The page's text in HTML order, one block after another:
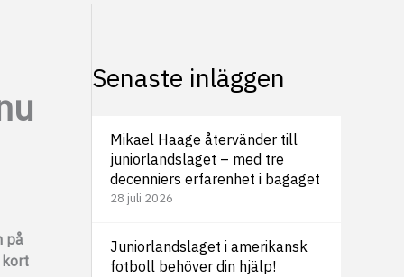
på
kort
Senaste inläggen
Mikael Haage återvänder till
juniorlandslaget – med tre
decenniers erfarenhet i bagaget
28 juli 2026
Juniorlandslaget i amerikansk
fotboll behöver din hjälp!